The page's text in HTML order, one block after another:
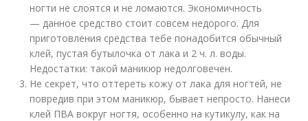
ногти не слоятся и не ломаются. Экономичность
— данное средство стоит совсем недорого. Для
приготовления средства тебе понадобится обычный
клей, пустая бутылочка от лака и 2 ч. л. воды.
Недостатки: такой маникюр недолговечен.
Не секрет, что оттереть кожу от лака для ногтей, не
повредив при этом маникюр, бывает непросто. Нанеси
клей ПВА вокруг ногтя, особенно на кутикулу, как на